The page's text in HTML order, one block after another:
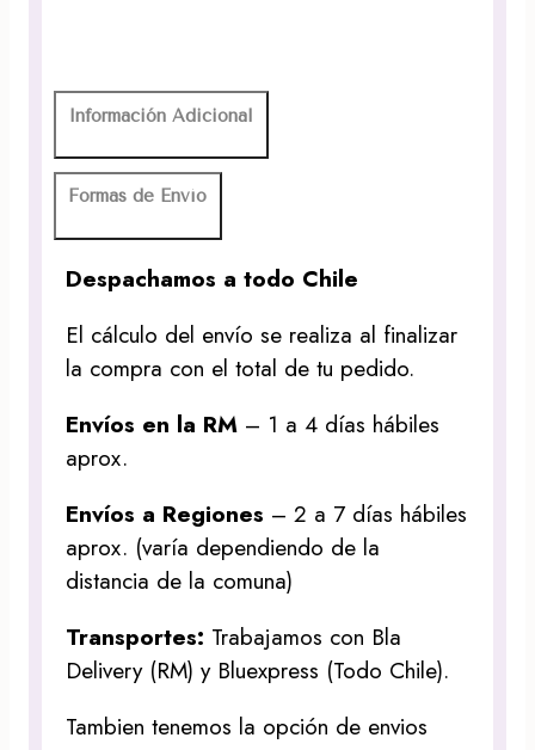
Información Adicional
Formas de Envío
Despachamos a todo Chile
El cálculo del envío se realiza al finalizar
la compra con el total de tu pedido.
Envíos en la RM – 1 a 4 días hábiles
aprox.
Envíos a Regiones – 2 a 7 días hábiles
aprox. (varía dependiendo de la
distancia de la comuna)
Transportes: Trabajamos con Bla
Delivery (RM) y Bluexpress (Todo Chile).
Tambien tenemos la opción de envios